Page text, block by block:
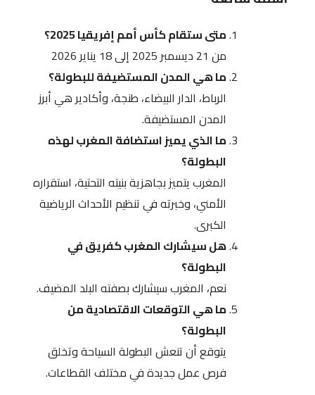
متى ستقام كأس أمم إفريقيا 2025؟
ما هي المدن المستضيفة للبطولة؟
الرباط، الدار البيضاء، طنجة، وأكادير هي أبرز
المدن المستضيفة.
ما الذي يميز استضافة المغرب لهذه
البطولة؟
المغرب يتميز بجاهزية بنيته التحتية، استقراره
الأمني، وخبرته في تنظيم الأحداث الرياضية
الكبرى.
هل سيشارك المغرب كفريق في
البطولة؟
نعم، المغرب سيشارك بصفته البلد المضيف.
ما هي التوقعات الاقتصادية من
البطولة؟
يتوقع أن تنعش البطولة السياحة وتخلق
فرص عمل جديدة في مختلف القطاعات.